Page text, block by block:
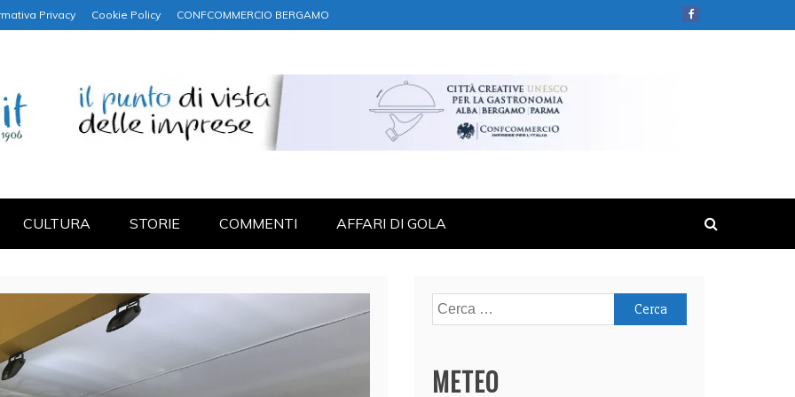
Privacy Cookie Policy CONFCOMMERCIO BERGAMO
CULTURA STORIE COMMENTI AFFARI DI GOLA
Ricerca
per:
METEO